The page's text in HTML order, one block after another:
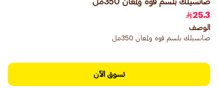
25.3
الوصف
صانسيلك بلسم قوة ولمعان 350مل
تسوق الآن